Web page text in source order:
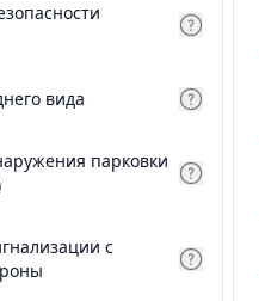
вида
парковки
с